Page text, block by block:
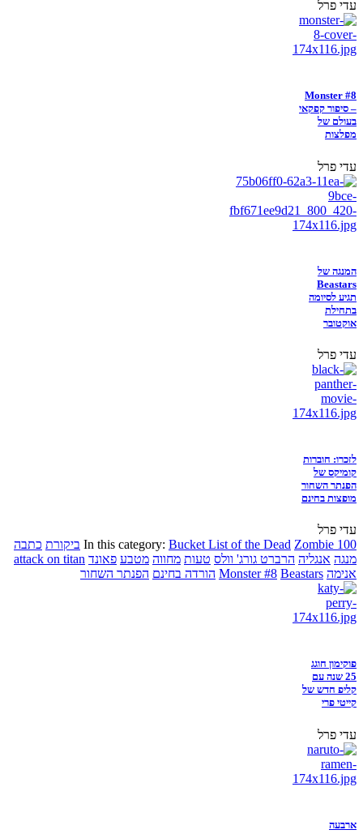
עדי פרל
Monster #8
– סיפור קפקאי
בעולם של
מפלצות
עדי פרל
המנגה של
Beastars
תגיע לסיומה
בתחילת
אוקטובר
עדי פרל
לזכרו: חוברות
קומיקס של
הפנתר השחור
מופצות בחינם
עדי פרל
In this category: Bucket List of the Dead Zombie 100 ביקורת כתבה
מנגה אנגליה הרברט גורג' וולס טעות מחווה מטבע פאונד attack on titan
אנימה
Monster #8 Beastars הורדה בחינם הפנתר השחור
פוקימון חוגג
25 שנה עם
קליפ חדש של
קייטי פרי
עדי פרל
ארבעה